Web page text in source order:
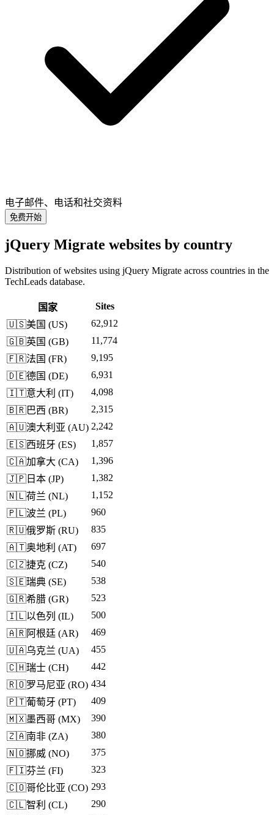
电子邮件、电话和社交资料
免费开始
jQuery Migrate websites by country
Distribution of websites using jQuery Migrate across countries in the
TechLeads database.
国家
Sites
🇺🇸美国 (US)
62,912
🇬🇧英国 (GB)
11,774
🇫🇷法国 (FR)
9,195
🇩🇪德国 (DE)
6,931
🇮🇹意大利 (IT)
4,098
🇧🇷巴西 (BR)
2,315
🇦🇺澳大利亚 (AU) 2,242
🇪🇸西班牙 (ES)
1,857
🇨🇦加拿大 (CA)
1,396
🇯🇵 日本 (JP)
1,382
🇳🇱荷兰 (NL)
1,152
🇵🇱波兰 (PL)
960
🇷🇺俄罗斯 (RU)
835
🇦🇹奥地利 (AT)
697
🇨🇿捷克 (CZ)
540
🇸🇪瑞典 (SE)
538
🇬🇷希腊 (GR)
523
🇮🇱以色列 (IL)
500
🇦🇷阿根廷 (AR)
469
🇺🇦乌克兰 (UA)
455
🇨🇭瑞士 (CH)
442
🇷🇴罗马尼亚 (RO) 434
🇵🇹葡萄牙 (PT)
409
🇲🇽墨西哥 (MX)
390
🇿🇦南非 (ZA)
380
🇳🇴挪威 (NO)
375
🇫🇮芬兰 (FI)
323
🇨🇴哥伦比亚 (CO) 293
🇨🇱智利 (CL)
290